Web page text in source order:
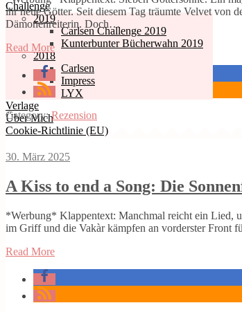
Challenge
2019
Carlsen Challenge 2019
Kunterbunter Bücherwahn 2019
2018
Carlsen
Impress
LYX
Verlage
Über Mich
Cookie-Richtlinie (EU)
ihr neue Götter. Seit diesem Tag träumte Velvet von
Dämonenreiterin. Doch…
Read More
Category:Rezension
30. März 2025
A Kiss to end a Song: Die
*Werbung* Klappentext: Manchmal reicht ein Lied,
im Griff und die Vakàr kämpfen an vorderster Front
Read More